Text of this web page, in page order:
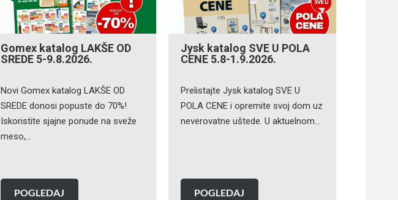
Gomex katalog LAKŠE OD
SREDE 5-9.8.2026.
Novi Gomex katalog LAKŠE OD
SREDE donosi popuste do 70%!
Iskoristite sjajne ponude na sveže
meso,…
POGLEDAJ
Jysk katalog SVE U POLA
CENE 5.8-1.9.2026.
Prelistajte Jysk katalog SVE U
POLA CENE i opremite svoj dom uz
neverovatne uštede. U aktuelnom…
POGLEDAJ